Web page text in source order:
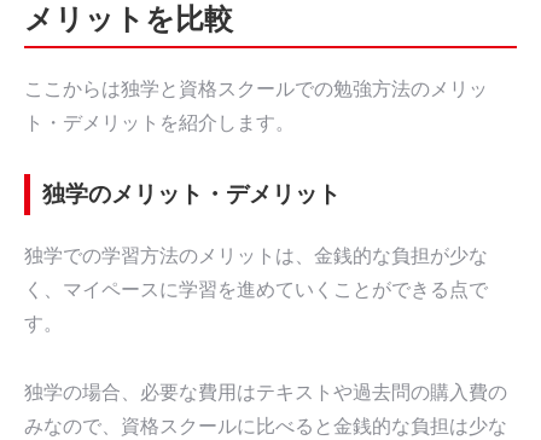
メリットを比較
ここからは独学と資格スクールでの勉強方法のメリッ
ト・デメリットを紹介します。
独学のメリット・デメリット
独学での学習方法のメリットは、金銭的な負担が少な
く、マイペースに学習を進めていくことができる点で
す。
独学の場合、必要な費用はテキストや過去問の購入費の
みなので、資格スクールに比べると金銭的な負担は少な